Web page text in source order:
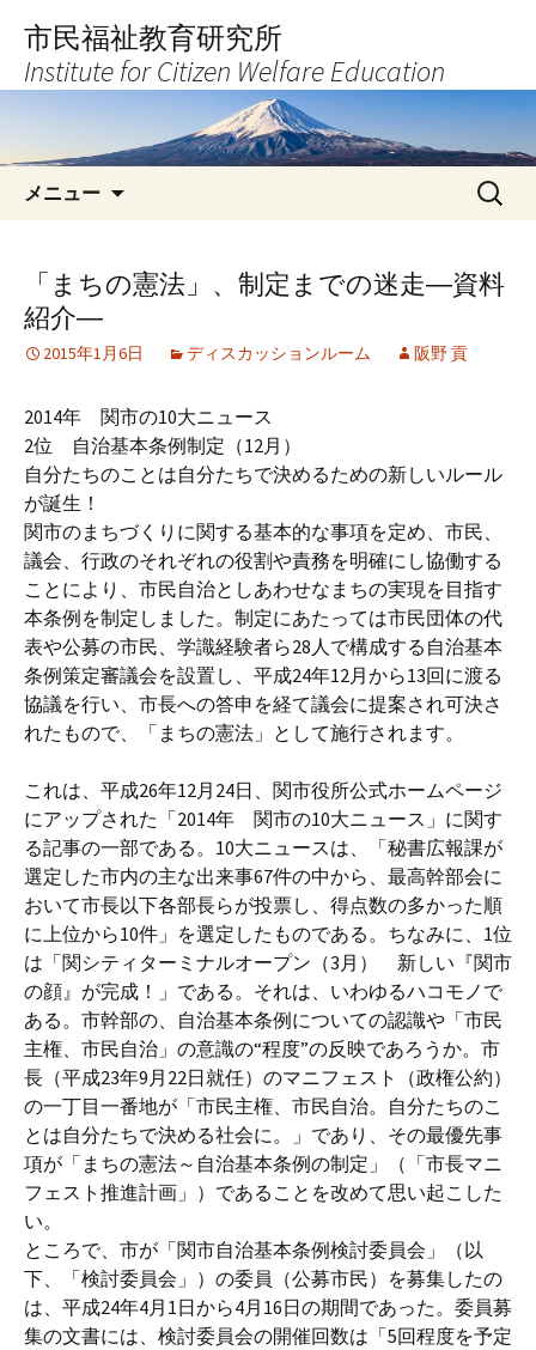
へ
キ
市民福祉教育研究所
Institute for Citizen Welfare Education
メニュー
検
索:
「まちの憲法」、制定までの迷走―資料
紹介―
2015年1月6日 ディスカッションルーム 阪野 貢
2014年 関市の10大ニュース
2位 自治基本条例制定（12月）
自分たちのことは自分たちで決めるための新しいルール
が誕生！
関市のまちづくりに関する基本的な事項を定め、市民、
議会、行政のそれぞれの役割や責務を明確にし協働する
ことにより、市民自治としあわせなまちの実現を目指す
本条例を制定しました。制定にあたっては市民団体の代
表や公募の市民、学識経験者ら28人で構成する自治基本
条例策定審議会を設置し、平成24年12月から13回に渡る
協議を行い、市長への答申を経て議会に提案され可決さ
れたもので、「まちの憲法」として施行されます。
これは、平成26年12月24日、関市役所公式ホームページ
にアップされた「2014年 関市の10大ニュース」に関す
る記事の一部である。10大ニュースは、「秘書広報課が
選定した市内の主な出来事67件の中から、最高幹部会に
おいて市長以下各部長らが投票し、得点数の多かった順
に上位から10件」を選定したものである。ちなみに、1位
は「関シティターミナルオープン（3月） 新しい『関市
の顔』が完成！」である。それは、いわゆるハコモノで
ある。市幹部の、自治基本条例についての認識や「市民
主権、市民自治」の意識の“程度”の反映であろうか。市
長（平成23年9月22日就任）のマニフェスト（政権公約）
の一丁目一番地が「市民主権、市民自治。自分たちのこ
とは自分たちで決める社会に。」であり、その最優先事
項が「まちの憲法～自治基本条例の制定」（「市長マニ
フェスト推進計画」）であることを改めて思い起こした
い。
ところで、市が「関市自治基本条例検討委員会」（以
下、「検討委員会」）の委員（公募市民）を募集したの
は、平成24年4月1日から4月16日の期間であった。委員募
集の文書には、検討委員会の開催回数は「5回程度を予定